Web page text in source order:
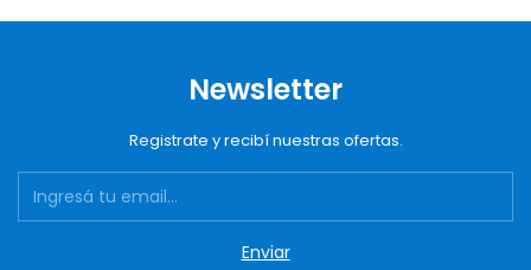
Newsletter
Registrate y recibí nuestras ofertas.